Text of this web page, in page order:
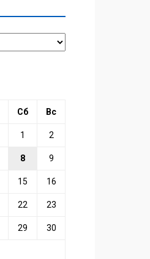
Сб Вс
1 2
8 9
15 16
22 23
29 30